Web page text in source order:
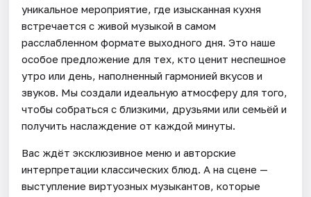
уникальное мероприятие, где изысканная кухня
встречается с живой музыкой в самом
расслабленном формате выходного дня. Это наше
особое предложение для тех, кто ценит неспешное
утро или день, наполненный гармонией вкусов и
звуков. Мы создали идеальную атмосферу для того,
чтобы собраться с близкими, друзьями или семьёй и
получить наслаждение от каждой минуты.
Вас ждёт эксклюзивное меню и авторские
интерпретации классических блюд. А на сцене —
выступление виртуозных музыкантов, которые